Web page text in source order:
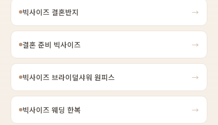
빅사이즈 결혼반지 →
결혼 준비 빅사이즈 →
빅사이즈 브라이덜샤워 원피스 →
빅사이즈 웨딩 한복 →